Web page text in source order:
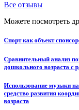
Все отзывы
Можете посмотреть
Спорт как объект
Сравнительный анализ
дошкольного возраста с
Использование музыки
средство развития
возраста